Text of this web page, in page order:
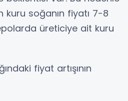
soğanın fiyatı 7-8
üreticiye ait kuru
fiyat artışının